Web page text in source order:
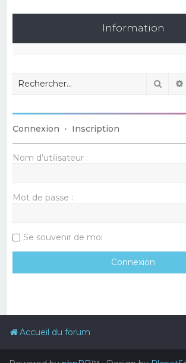
Information
Connexion • Inscription
Nom d’utilisateur :
Mot de passe :
Se souvenir de moi
Accueil du forum